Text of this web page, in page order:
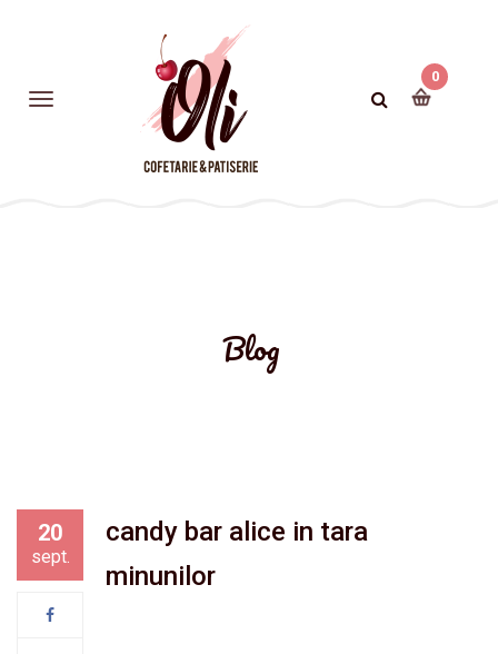
0
Blog
20
sept.
candy bar alice in tara
minunilor